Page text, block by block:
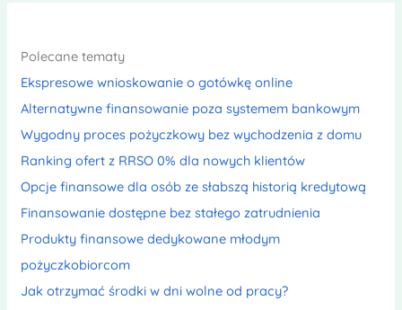
Polecane tematy
Ekspresowe wnioskowanie o gotówkę online
Alternatywne finansowanie poza systemem bankowym
Wygodny proces pożyczkowy bez wychodzenia z domu
Ranking ofert z RRSO 0% dla nowych klientów
Opcje finansowe dla osób ze słabszą historią kredytową
Finansowanie dostępne bez stałego zatrudnienia
Produkty finansowe dedykowane młodym
pożyczkobiorcom
Jak otrzymać środki w dni wolne od pracy?